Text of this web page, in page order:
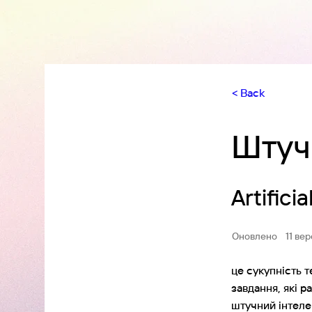
< Back
Оновлено 11
це сукупність
завдання, які
штучний